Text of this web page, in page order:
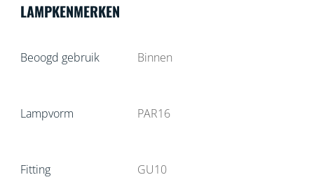
LAMPKENMERKEN
Beoogd gebruik Binnen
Lampvorm PAR16
Fitting GU10